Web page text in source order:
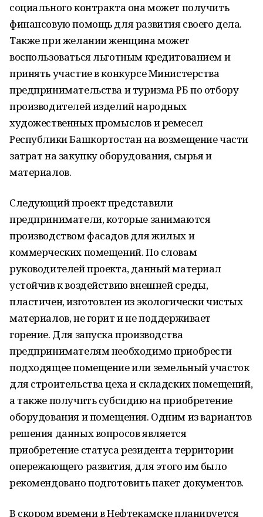
социального контракта она может получить
финансовую помощь для развития своего дела.
Также при желании женщина может
воспользоваться льготным кредитованием и
принять участие в конкурсе Министерства
предпринимательства и туризма РБ по отбору
производителей изделий народных
художественных промыслов и ремесел
Республики Башкортостан на возмещение части
затрат на закупку оборудования, сырья и
материалов.
Следующий проект представили
предприниматели, которые занимаются
производством фасадов для жилых и
коммерческих помещений. По словам
руководителей проекта, данный материал
устойчив к воздействию внешней среды,
пластичен, изготовлен из экологически чистых
материалов, не горит и не поддерживает
горение. Для запуска производства
предпринимателям необходимо приобрести
подходящее помещение или земельный участок
для строительства цеха и складских помещений,
а также получить субсидию на приобретение
оборудования и помещения. Одним из вариантов
решения данных вопросов является
приобретение статуса резидента территории
опережающего развития, для этого им было
рекомендовано подготовить пакет документов.
В скором времени в Нефтекамске планируется